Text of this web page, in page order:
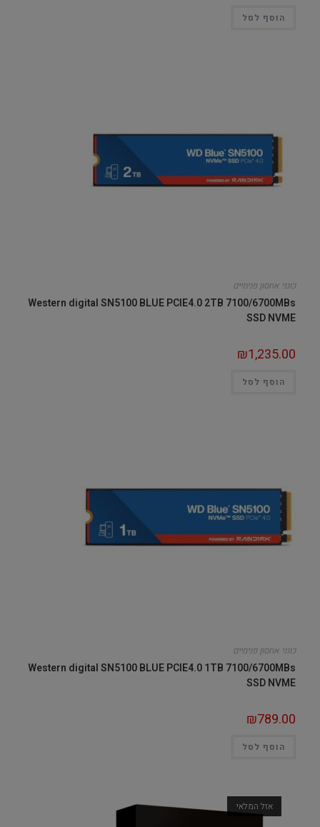
הוסף לסל
כונני אחסון פנימיים
Western digital SN5100 BLUE PCIE4.0 2TB 7100/6700MBs
SSD NVME
₪1,235.00
הוסף לסל
כונני אחסון פנימיים
Western digital SN5100 BLUE PCIE4.0 1TB 7100/6700MBs
SSD NVME
₪789.00
הוסף לסל
אזל המלאי